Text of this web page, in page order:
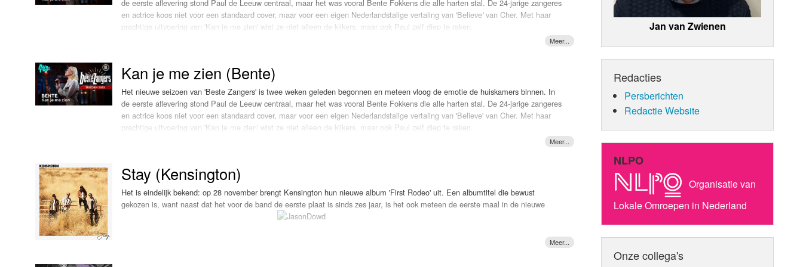
de eerste aflevering stond Paul de Leeuw centraal, maar het was vooral Bente Fokkens die alle harten stal. De 24-jarige zangeres
en actrice koos niet voor een standaard cover, maar voor een eigen Nederlandstalige vertaling van 'Believe'van Cher. Met haar
prachtige uitvoering van 'Kan je me zien' wist ze niet alleen de kijkers, maar ook Paul zelf diep te raken.
De Leeuw, zichtbaar geëmotioneerd, deelde het persoonlijke verhaal achter zijn band met het nummer. Het lied herinnert hem aan
broertje, draaiden de twee 'Believe' eindeloos, vaak met een glas in de hand, tot diep in de nacht. “Het is voor ons nog altijd een
symbool van vriendschap en verlies,” vertelde Paul. Kortom, een meer dan terechte LOKSCHIJF!
[YOUTUBE VIDEO hKHhOwOEVeM&list=RDhKHhOwOEVeM&start_radio=1]
Kan je me zien (Bente)
Het nieuwe seizoen van 'Beste Zangers' is twee weken geleden begonnen en meteen vloog de emotie de huiskamers binnen. In
de eerste aflevering stond Paul de Leeuw centraal, maar het was vooral Bente Fokkens die alle harten stal. De 24-jarige zangeres
en actrice koos niet voor een standaard cover, maar voor een eigen Nederlandstalige vertaling van 'Believe' van Cher. Met haar
prachtige uitvoering van 'Kan je me zien' wist ze niet alleen de kijkers, maar ook Paul zelf diep te raken.
De Leeuw, zichtbaar geëmotioneerd, deelde het persoonlijke verhaal achter zijn band met het nummer. Het lied herinnert hem aan
broertje, draaiden de twee 'Believe' eindeloos, vaak met een glas in de hand, tot diep in de nacht. “Het is voor ons nog altijd een
symbool van vriendschap en verlies,” vertelde Paul. Kortom, een meer dan terechte LOKSCHIJF!
Stay (Kensington)
Het is eindelijk bekend: op 28 november brengt Kensington hun nieuwe album 'First Rodeo' uit. Een albumtitel die bewust
gekozen is, want naast dat het voor de band de eerste plaat is sinds zes jaar, is het ook meteen de eerste maal in de nieuwe
Jan van Zwienen
Redacties
Persberichten
Redactie Website
NLPO
Organisatie van
Lokale Omroepen in Nederland
Onze collega's